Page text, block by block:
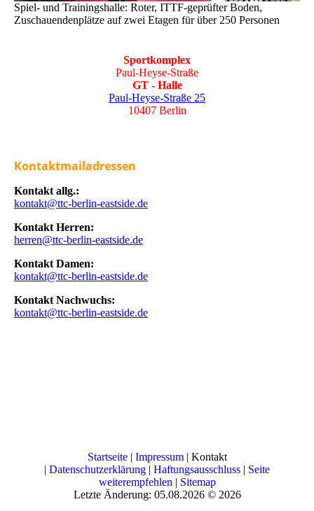
Spiel- und Trainingshalle: Roter, ITTF-geprüfter Boden,
Zuschauendenplätze auf zwei Etagen für über 250 Personen
Sportkomplex
Paul-Heyse-Straße
GT - Halle
Paul-Heyse-Straße 25
10407 Berlin
Kontaktmailadressen
Kontakt allg.:
kontakt@ttc-berlin-eastside.de
Kontakt Herren:
herren@ttc-berlin-eastside.de
Kontakt Damen:
kontakt@ttc-berlin-eastside.de
Kontakt Nachwuchs:
kontakt@ttc-berlin-eastside.de
Startseite| Impressum| Kontakt
| Datenschutzerklärung | Haftungsausschluss | Seite
weiterempfehlen | Sitemap
Letzte Änderung: 05.08.2026 © 2026